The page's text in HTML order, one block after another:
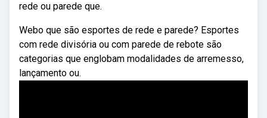
rede ou parede que.
Webo que são esportes de rede e parede? Esportes
com rede divisória ou com parede de rebote são
categorias que englobam modalidades de arremesso,
lançamento ou.